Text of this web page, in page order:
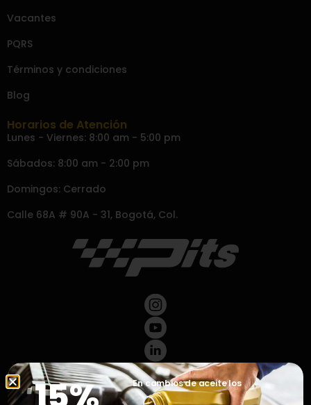
Vacantes
PQRS
Términos y condiciones
Blog
Horarios de Atención
Lunes - Viernes: 8:00 am - 5:00 pm
Sábados: 8:00 am - 2:00 pm
Domingos: Cerrado
Calle 68A # 90A - 31, Bogotá, Col.
En cambios de aceite los